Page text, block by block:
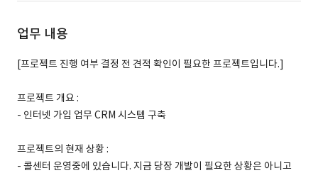
업무 내용
[프로젝트 진행 여부 결정 전 견적 확인이 필요한 프로젝트입니다.]
프로젝트 개요 :
- 인터넷 가입 업무 CRM 시스템 구축
프로젝트의 현재 상황 :
- 콜센터 운영중에 있습니다. 지금 당장 개발이 필요한 상황은 아니고